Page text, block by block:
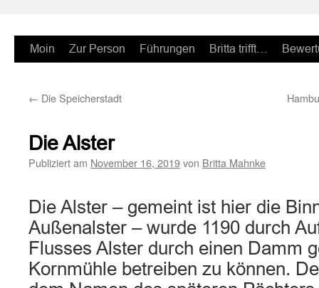
Zum
springen
Moin Zur Person Führungen Britta trifft…
← Die Speicherstadt
Die Alster
Publiziert am November 16, 2019von Britta Mahnke
Die Alster – gemeint ist hier die
Außenalster – wurde 1190 durch
Flusses Alster durch einen Damm
Kornmühle betreiben zu können.